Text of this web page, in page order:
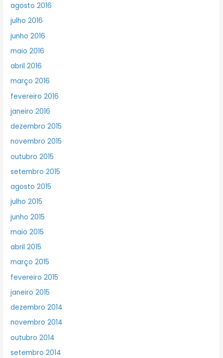
agosto 2016
julho 2016
junho 2016
maio 2016
abril 2016
março 2016
fevereiro 2016
janeiro 2016
dezembro 2015
novembro 2015
outubro 2015
setembro 2015
agosto 2015
julho 2015
junho 2015
maio 2015
abril 2015
março 2015
fevereiro 2015
janeiro 2015
dezembro 2014
novembro 2014
outubro 2014
setembro 2014